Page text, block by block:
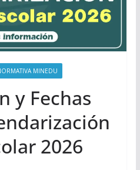
MINEDU
y Fechas
2026